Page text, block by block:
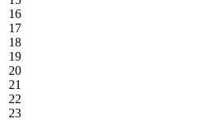
16
17
18
19
20
21
22
23